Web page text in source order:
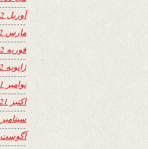
آوریل 2022
مارس 2022
فوریه 2022
ژانویه 2022
نوامبر 2021
اکتبر 2021
سپتامبر 2021
آگوست 2021